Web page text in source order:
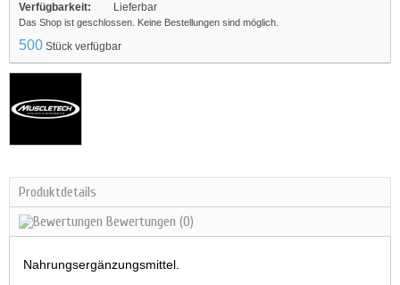
Verfügbarkeit: Lieferbar
Das Shop ist geschlossen. Keine Bestellungen sind möglich.
500 Stück verfügbar
Produktdetails
Bewertungen (0)
Nahrungsergänzungsmittel.